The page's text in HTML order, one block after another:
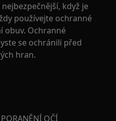
když je
používejte ochranné
obuv. Ochranné
se ochránili před
hran.
OČÍ